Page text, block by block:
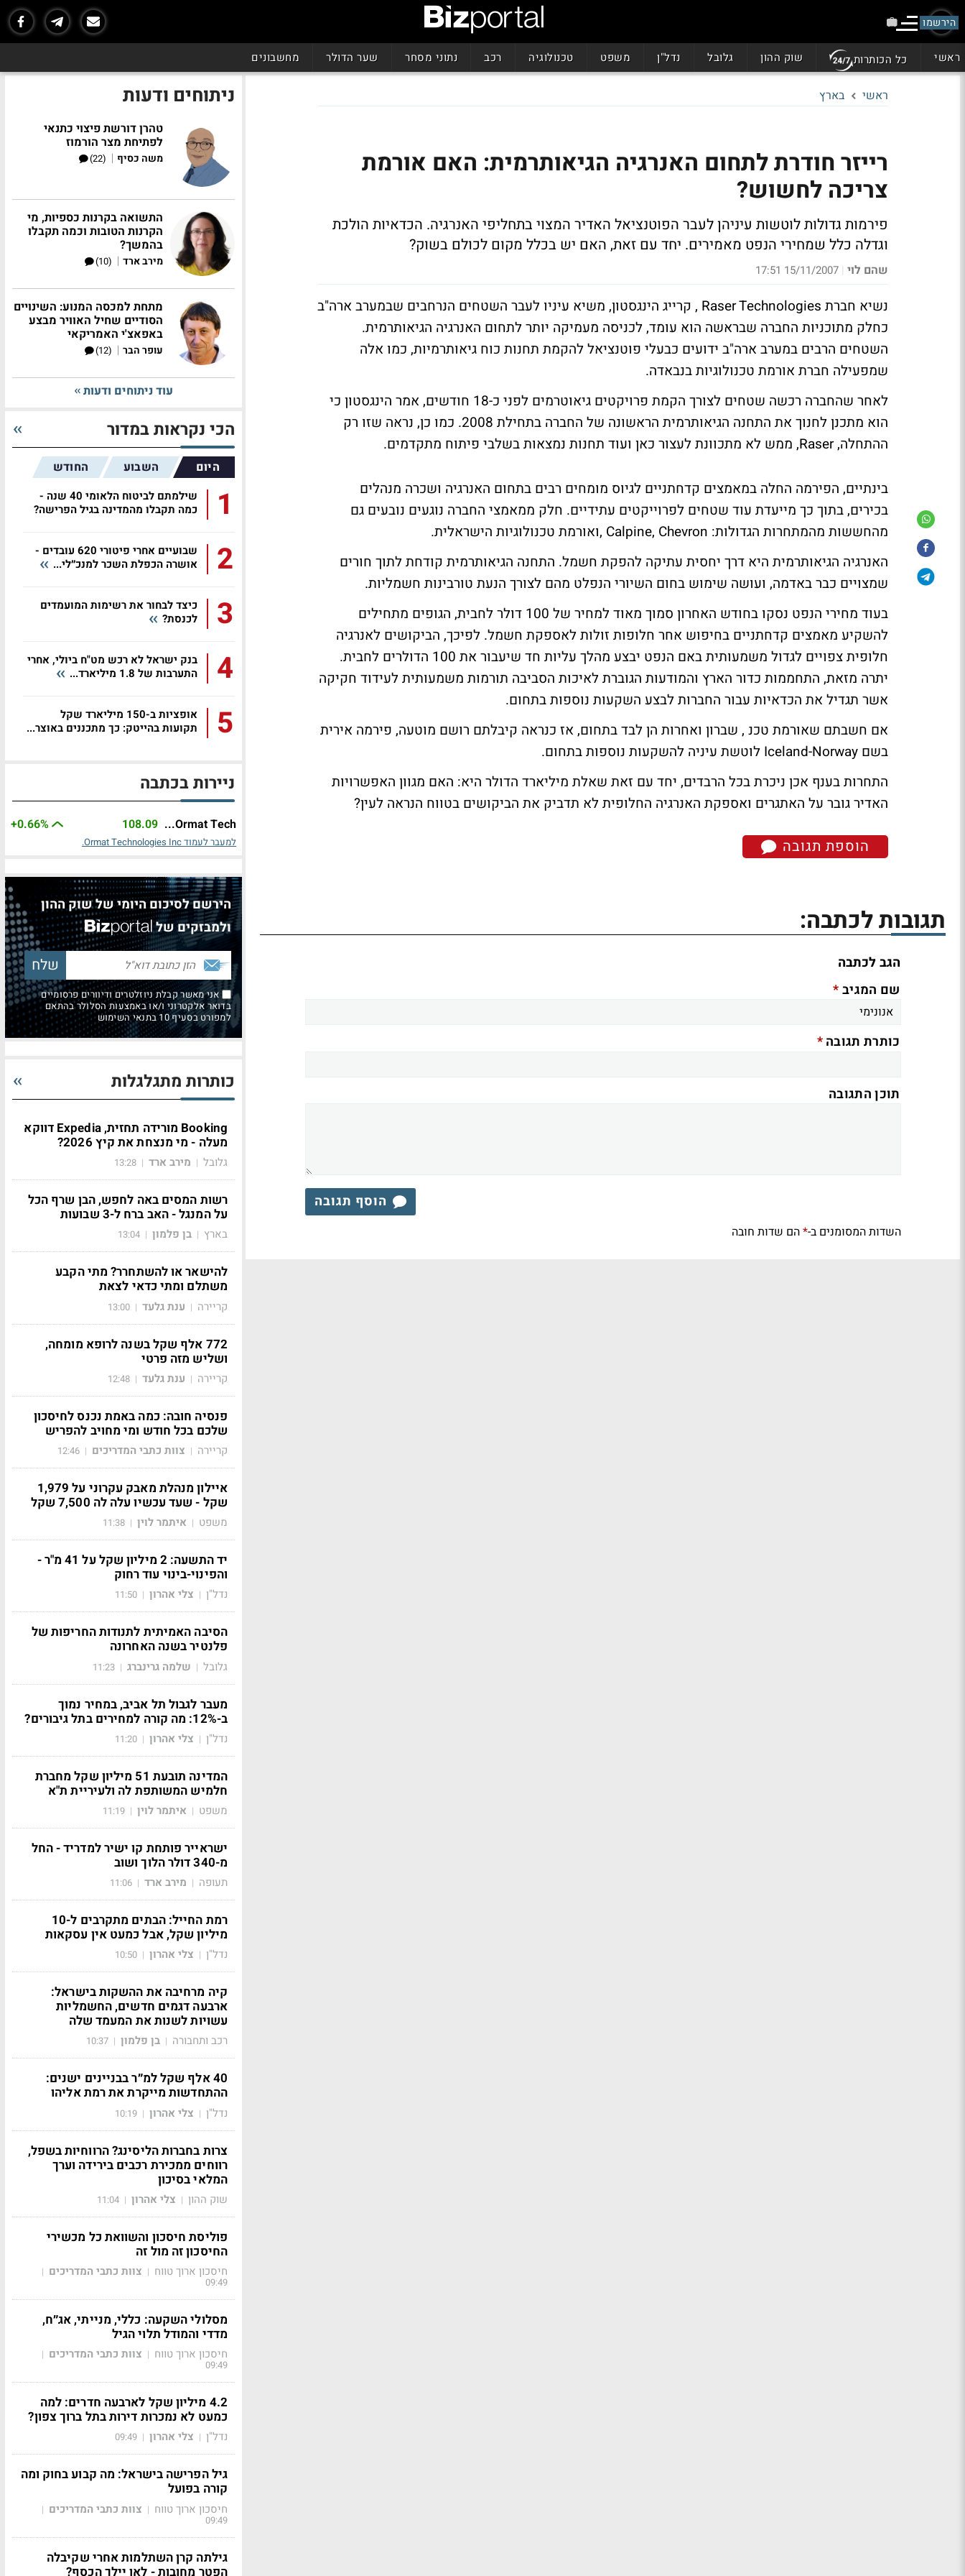
הירשמו
ראשי כל הכותרות שוק ההון גלובל נדל"ן משפט טכנולוגיה רכב נתוני מסחר שער הדולר מחשבונים
ראשי בארץ
רייזר חודרת לתחום האנרגיה הגיאותרמית: האם אורמת
צריכה לחשוש?
פירמות גדולות לוטשות עיניהן לעבר הפוטנציאל האדיר המצוי בתחליפי האנרגיה. הכדאיות הולכת
וגדלה כלל שמחירי הנפט מאמירים. יחד עם זאת, האם יש בכלל מקום לכולם בשוק?
שהם לוי |
15/11/2007 17:51
נשיא חברת Raser Technologies , קרייג הינגסטון, משיא עיניו לעבר השטחים הנרחבים שבמערב ארה"ב
כחלק מתוכניות החברה שבראשה הוא עומד, לכניסה מעמיקה יותר לתחום האנרגיה הגיאותרמית.
השטחים הרבים במערב ארה"ב ידועים כבעלי פוטנציאל להקמת תחנות כוח גיאותרמיות, כמו אלה
שמפעילה חברת אורמת טכנולוגיות בנבאדה.
לאחר שהחברה רכשה שטחים לצורך הקמת פרויקטים גיאוטרמים לפני כ-18 חודשים, אמר הינגסטון כי
הוא מתכנן לחנוך את התחנה הגיאותרמית הראשונה של החברה בתחילת 2008. כמו כן, נראה שזו רק
ההתחלה, Raser, ממש לא מתכוונת לעצור כאן ועוד תחנות נמצאות בשלבי פיתוח מתקדמים.
בינתיים, הפירמה החלה במאמצים קדחתניים לגיוס מומחים רבים בתחום האנרגיה ושכרה מנהלים
בכירים, בתוך כך מייעדת עוד שטחים לפרוייקטים עתידיים. חלק ממאמצי החברה נוגעים נובעים גם
מהחששות מהמתחרות הגדולות: Calpine, Chevron ,ואורמת טכנולוגיות הישראלית.
האנרגיה הגיאותרמית היא דרך יחסית עתיקה להפקת חשמל. התחנה הגיאותרמית קודחת לתוך חורים
שמצויים כבר באדמה, ועושה שימוש בחום השיורי הנפלט מהם לצורך הנעת טורבינות חשמליות.
בעוד מחירי הנפט נסקו בחודש האחרון סמוך מאוד למחיר של 100 דולר לחבית, הגופים מתחילים
להשקיע מאמצים קדחתניים בחיפוש אחר חלופות זולות לאספקת חשמל. לפיכך, הביקושים לאנרגיה
חלופית צפויים לגדול משמעותית באם הנפט יבצע מהלך עליות חד שיעבור את 100 הדולרים לחבית.
יתרה מזאת, התחממות כדור הארץ והמודעות הגוברת לאיכות הסביבה תורמות משמעותית לעידוד חקיקה
אשר תגדיל את הכדאיות עבור החברות לבצע השקעות נוספות בתחום.
אם חשבתם שאורמת טכנ , שברון ואחרות הן לבד בתחום, אז כנראה קיבלתם רושם מוטעה, פירמה אירית
בשם Iceland-Norway לוטשת עיניה להשקעות נוספות בתחום.
התחרות בענף אכן ניכרת בכל הרבדים, יחד עם זאת שאלת מיליארד הדולר היא: האם מגוון האפשרויות
האדיר גובר על האתגרים ואספקת האנרגיה החלופית לא תדביק את הביקושים בטווח הנראה לעין?
הוספת תגובה
תגובות לכתבה:
הגב לכתבה
שם המגיב*
כותרת תגובה*
תוכן התגובה
הוסף תגובה
השדות המסומנים ב-*הם שדות חובה
ניתוחים ודעות
טהרן דורשת פיצוי כתנאי
לפתיחת מצר הורמוז
משה כסיף |
(22)
התשואה בקרנות כספיות, מי
הקרנות הטובות וכמה תקבלו
בהמשך?
מירב ארד |
(10)
מתחת למכסה המנוע: השינויים
הסודיים שחיל האוויר מבצע
באפאצ'י האמריקאי
עופר הבר |
(12)
עוד ניתוחים ודעות
הכי נקראות במדור
היום השבוע החודש
1
שילמתם לביטוח הלאומי 40 שנה -
כמה תקבלו מהמדינה בגיל הפרישה?
2
שבועיים אחרי פיטורי 620 עובדים -
אושרה הכפלת השכר למנכ״לי...
3
כיצד לבחור את רשימות המועמדים
לכנסת?
4
בנק ישראל לא רכש מט"ח ביולי, אחרי
התערבות של 1.8 מיליארד...
5
אופציות ב-150 מיליארד שקל
תקועות בהייטק: כך מתכננים באוצר...
ניירות בכתבה
Ormat Tech...
108.09
+0.66%
למעבר לעמוד Ormat Technologies Inc.
הירשם לסיכום היומי של שוק ההון
ולמבזקים של
אני מאשר קבלת ניוזלטרים ודיוורים פרסומיים
בדואר אלקטרוני ו/או באמצעות הסלולר בהתאם
למפורט בסעיף 10 בתנאי השימוש
כותרות מתגלגלות
Booking מורידה תחזית, Expedia דווקא
מעלה - מי מנצחת את קיץ 2026?
גלובל | מירב ארד |
13:28
רשות המסים באה לחפש, הבן שרף הכל
על המנגל - האב ברח ל-3 שבועות
בארץ | בן פלמון |
13:04
להישאר או להשתחרר? מתי הקבע
משתלם ומתי כדאי לצאת
קריירה | ענת גלעד |
13:00
772 אלף שקל בשנה לרופא מומחה,
ושליש מזה פרטי
קריירה | ענת גלעד |
12:48
פנסיה חובה: כמה באמת נכנס לחיסכון
שלכם בכל חודש ומי מחויב להפריש
קריירה | צוות כתבי המדריכים |
12:46
איילון מנהלת מאבק עקרוני על 1,979
שקל - שעד עכשיו עלה לה 7,500 שקל
משפט | איתמר לוין |
11:38
יד התשעה: 2 מיליון שקל על 41 מ"ר -
והפינוי-בינוי עוד רחוק
נדל"ן | צלי אהרון |
11:50
הסיבה האמיתית לתנודות החריפות של
פלנטיר בשנה האחרונה
גלובל | שלמה גרינברג |
11:23
מעבר לגבול תל אביב, במחיר נמוך
ב-12%: מה קורה למחירים בתל גיבורים?
נדל"ן | צלי אהרון |
11:20
המדינה תובעת 51 מיליון שקל מחברת
חלמיש המשותפת לה ולעיריית ת"א
משפט | איתמר לוין |
11:19
ישראייר פותחת קו ישיר למדריד - החל
מ-340 דולר הלוך ושוב
תעופה | מירב ארד |
11:06
רמת החייל: הבתים מתקרבים ל-10
מיליון שקל, אבל כמעט אין עסקאות
נדל"ן | צלי אהרון |
10:50
קיה מרחיבה את ההשקות בישראל:
ארבעה דגמים חדשים, החשמליות
עשויות לשנות את המעמד שלה
רכב ותחבורה | בן פלמון |
10:37
40 אלף שקל למ״ר בבניינים ישנים:
ההתחדשות מייקרת את רמת אליהו
נדל"ן | צלי אהרון |
10:19
צרות בחברות הליסינג? הרווחיות בשפל,
רווחים ממכירת רכבים בירידה וערך
המלאי בסיכון
שוק ההון | צלי אהרון |
11:04
פוליסת חיסכון והשוואת כל מכשירי
החיסכון זה מול זה
חיסכון ארוך טווח | צוות כתבי המדריכים |
09:49
מסלולי השקעה: כללי, מנייתי, אג״ח,
מדדי והמודל תלוי הגיל
חיסכון ארוך טווח | צוות כתבי המדריכים |
09:49
4.2 מיליון שקל לארבעה חדרים: למה
כמעט לא נמכרות דירות בתל ברוך צפון?
נדל"ן | צלי אהרון |
09:49
גיל הפרישה בישראל: מה קבוע בחוק ומה
קורה בפועל
חיסכון ארוך טווח | צוות כתבי המדריכים |
09:49
גילתה קרן השתלמות אחרי שקיבלה
הפטר מחובות - לאן יילך הכסף?